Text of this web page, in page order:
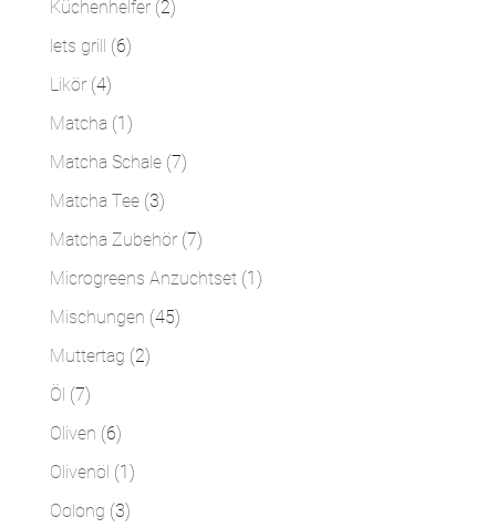
Küchenhelfer 22
lets grill 66
Likör 44
Produkte
Matcha 1 1
Produkt
Matcha Schale 77
Matcha Tee 33
Produkte
Matcha Zubehör 77
Produkte
Microgreens Anzuchtset 1 1
Mischungen 4545
Muttertag 22
Öl 77
Produkte
Oliven 66
Produkte
Olivenöl 1 1
Produkt
Oolong 33